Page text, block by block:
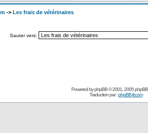
-> Les frais de vétérinaires
Sauter vers:
Powered byphpBB© 2001, 2005
Traduction par :phpBB-fr.com